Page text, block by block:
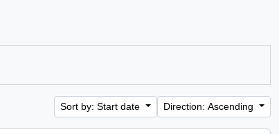
Sort by: Start date Direction: Ascending